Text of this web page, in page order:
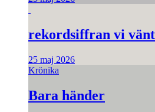
rekordsiffran vi
25 maj 2026
Krönika
Bara händer